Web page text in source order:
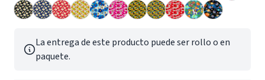
La entrega de este producto puede ser rollo o en
paquete.